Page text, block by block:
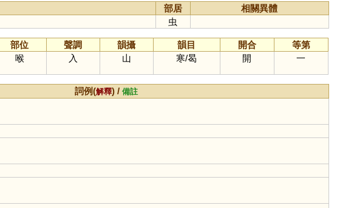
部居
相關異體
虫
部位 聲調 韻攝 韻目 開合
等第
喉 入 山 寒/曷 開 一
詞例(解釋) /備註